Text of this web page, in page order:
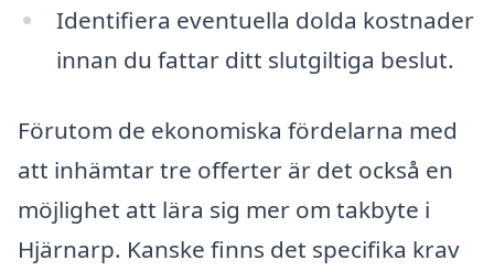
Identifiera eventuella dolda kostnader
innan du fattar ditt slutgiltiga beslut.
Förutom de ekonomiska fördelarna med
att inhämtar tre offerter är det också en
möjlighet att lära sig mer om takbyte i
Hjärnarp. Kanske finns det specifika krav